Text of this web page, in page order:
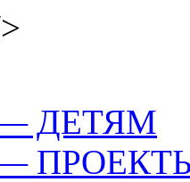
— ДЕТЯМ
—